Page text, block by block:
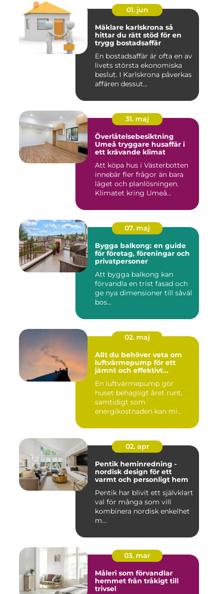
01. jun
Mäklare karlskrona så
hittar du rätt stöd för en
trygg bostadsaffär
En bostadsaffär är ofta en av
livets största ekonomiska
beslut. I Karlskrona påverkas
affären dessut...
31. maj
Överlåtelsebesiktning
Umeå tryggare husaffär i
ett krävande klimat
Att köpa hus i Västerbotten
innebär fler frågor än bara
läget och planlösningen.
Klimatet kring Umeå...
07. maj
Bygga balkong: en guide
för företag, föreningar och
privatpersoner
Att bygga balkong kan
förvandla en trist fasad och
ge nya dimensioner till såväl
bos...
02. maj
Allt du behöver veta om
luftvärmepump för ett
jämnt och effektivt
En luftvärmepump gör
huset behagligt året runt,
samtidigt som
energikostnaden kan mi...
02. apr
Pentik heminredning -
nordisk design för ett
varmt och personligt hem
Pentik har blivit ett självklart
val för många som vill
kombinera nordisk enkelhet
m...
03. mar
Måleri som förvandlar
hemmet från tråkigt till
trivsel